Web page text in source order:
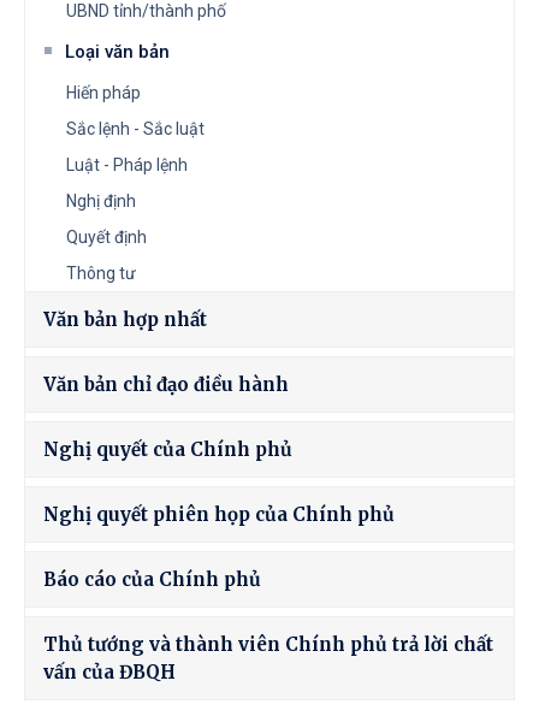
UBND tỉnh/thành phố
Loại văn bản
Hiến pháp
Sắc lệnh - Sắc luật
Luật - Pháp lệnh
Nghị định
Quyết định
Thông tư
Văn bản hợp nhất
Văn bản chỉ đạo điều hành
Nghị quyết của Chính phủ
Nghị quyết phiên họp của Chính phủ
Báo cáo của Chính phủ
Thủ tướng và thành viên Chính phủ trả lời chất
vấn của ĐBQH